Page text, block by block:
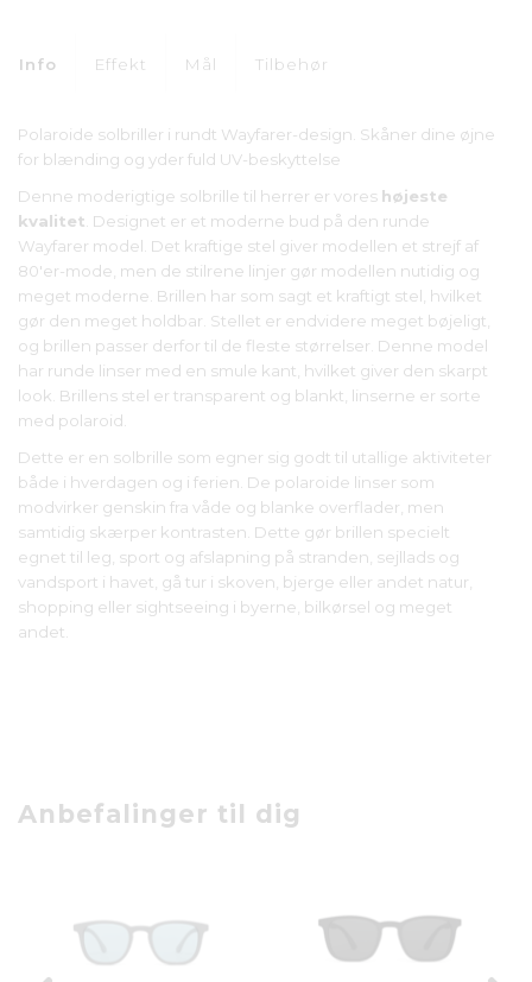
Info Effekt Mål Tilbehør
Polaroide solbriller i rundt Wayfarer-design. Skåner dine øjne
for blænding og yder fuld UV-beskyttelse
Denne moderigtige solbrille til herrer er vores højeste
kvalitet . Designet er et moderne bud på den runde
Wayfarer model. Det kraftige stel giver modellen et strejf af
80'er-mode, men de stilrene linjer gør modellen nutidig og
meget moderne. Brillen har som sagt et kraftigt stel, hvilket
gør den meget holdbar. Stellet er endvidere meget bøjeligt,
og brillen passer derfor til de fleste størrelser. Denne model
har runde linser med en smule kant, hvilket giver den skarpt
look. Brillens stel er transparent og blankt, linserne er sorte
med polaroid.
Dette er en solbrille som egner sig godt til utallige aktiviteter
både i hverdagen og i ferien. De polaroide linser som
modvirker genskin fra våde og blanke overflader, men
samtidig skærper kontrasten. Dette gør brillen specielt
egnet til leg, sport og afslapning på stranden, sejllads og
vandsport i havet, gå tur i skoven, bjerge eller andet natur,
shopping eller sightseeing i byerne, bilkørsel og meget
andet.
Anbefalinger til dig